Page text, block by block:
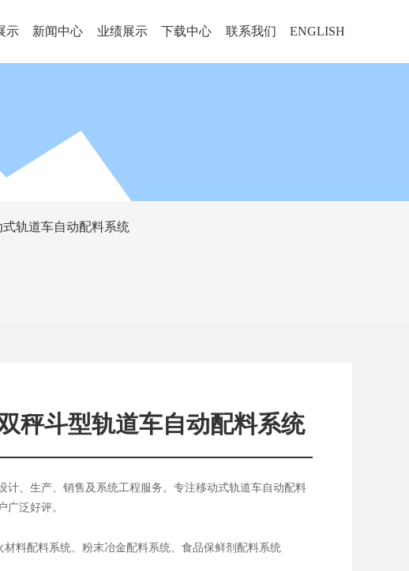
示 新闻中心 业绩展示 下载中心 联系我们 ENGLISH
轨道车自动配料系统
秤斗型轨道车自动配料系统
、生产、销售及系统工程服务。 专注移动式轨道车自动配料
广泛好评。
材料配料系统、粉末冶金配料系统、食品保鲜剂配料系统